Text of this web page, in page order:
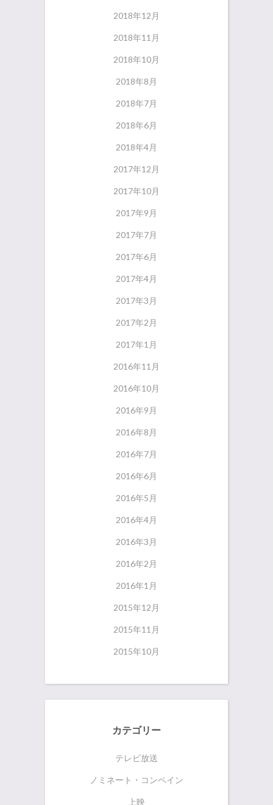
2018年12月
2018年11月
2018年10月
2018年8月
2018年7月
2018年6月
2018年4月
2017年12月
2017年10月
2017年9月
2017年7月
2017年6月
2017年4月
2017年3月
2017年2月
2017年1月
2016年11月
2016年10月
2016年9月
2016年8月
2016年7月
2016年6月
2016年5月
2016年4月
2016年3月
2016年2月
2016年1月
2015年12月
2015年11月
2015年10月
カテゴリー
テレビ放送
ノミネート・コンペイン
上映